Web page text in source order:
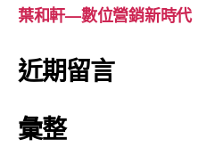
葉和軒—數位營銷新時代
近期留言
彙整